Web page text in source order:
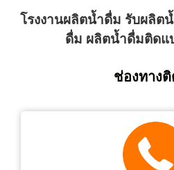
โรงงานผลิตน้ำดื่ม รับผลิต
ดื่ม ผลิตน้ำดื่มติด
ช่องทาง